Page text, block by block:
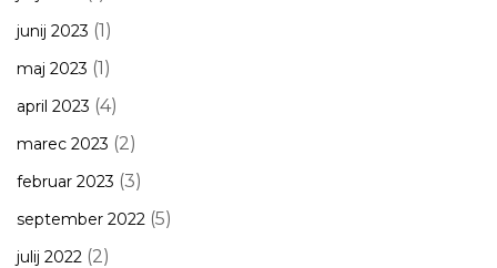
junij 2023 (1)
maj 2023 (1)
april 2023 (4)
marec 2023 (2)
februar 2023 (3)
september 2022 (5)
julij 2022 (2)